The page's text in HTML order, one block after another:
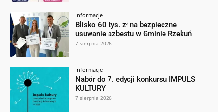
Informacje
Blisko 60 tys. zł na bezpieczne
usuwanie azbestu w Gminie Rzekuń
7 sierpnia 2026
Informacje
Nabór do 7. edycji konkursu IMPULS
KULTURY
7 sierpnia 2026